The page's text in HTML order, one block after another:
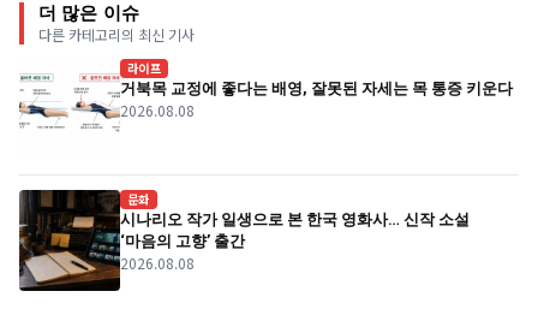
더 많은 이슈
다른 카테고리의 최신 기사
라이프
거북목 교정에 좋다는 배영, 잘못된 자세는 목 통증 키운다
2026.08.08
문화
시나리오 작가 일생으로 본 한국 영화사… 신작 소설
‘마음의 고향’ 출간
2026.08.08